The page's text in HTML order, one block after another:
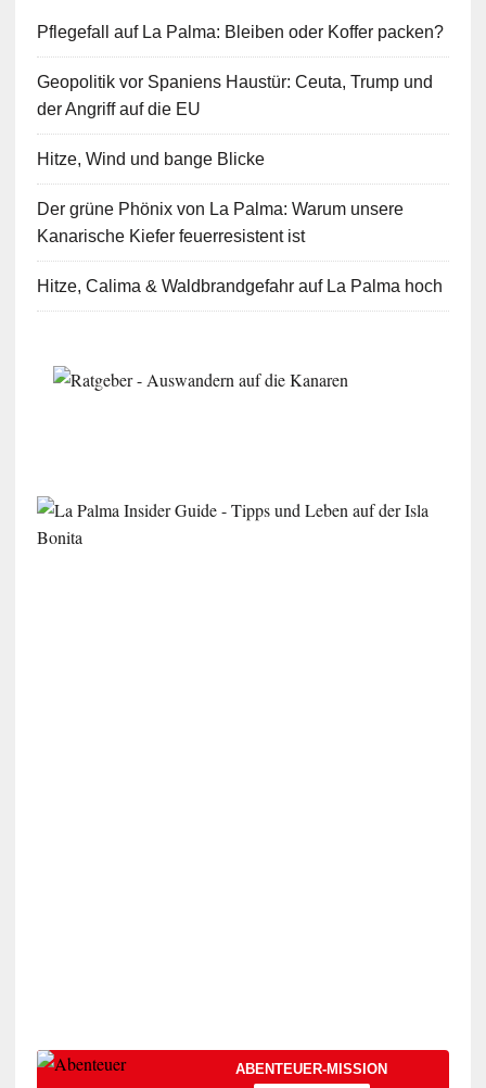
Pflegefall auf La Palma: Bleiben oder Koffer packen?
Geopolitik vor Spaniens Haustür: Ceuta, Trump und
der Angriff auf die EU
Hitze, Wind und bange Blicke
Der grüne Phönix von La Palma: Warum unsere
Kanarische Kiefer feuerresistent ist
Hitze, Calima & Waldbrandgefahr auf La Palma hoch
ABENTEUER-MISSION